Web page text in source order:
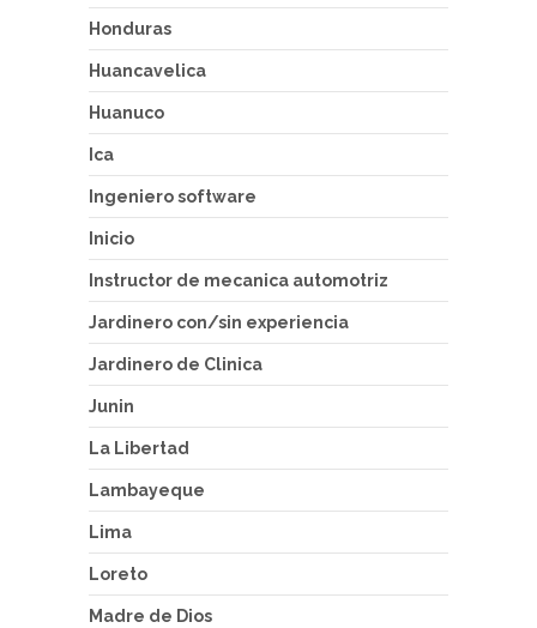
Honduras
Huancavelica
Huanuco
Ica
Ingeniero software
Inicio
Instructor de mecanica automotriz
Jardinero con/sin experiencia
Jardinero de Clinica
Junin
La Libertad
Lambayeque
Lima
Loreto
Madre de Dios